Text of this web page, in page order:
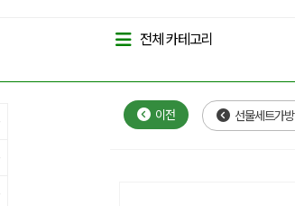
전체 카테고리
이전 선물세트가